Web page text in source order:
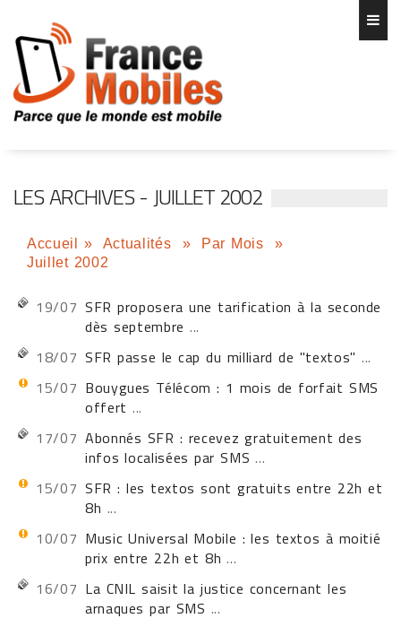
LES ARCHIVES - JUILLET 2002
Accueil » Actualités » Par Mois
»
Juillet 2002
19/07 SFR proposera une tarification à la seconde
dès septembre ...
18/07 SFR passe le cap du milliard de "textos" ...
15/07 Bouygues Télécom : 1 mois de forfait SMS
offert ...
17/07 Abonnés SFR : recevez gratuitement des
infos localisées par SMS ...
15/07 SFR : les textos sont gratuits entre 22h et
8h ...
10/07 Music Universal Mobile : les textos à moitié
prix entre 22h et 8h ...
16/07 La CNIL saisit la justice concernant les
arnaques par SMS ...